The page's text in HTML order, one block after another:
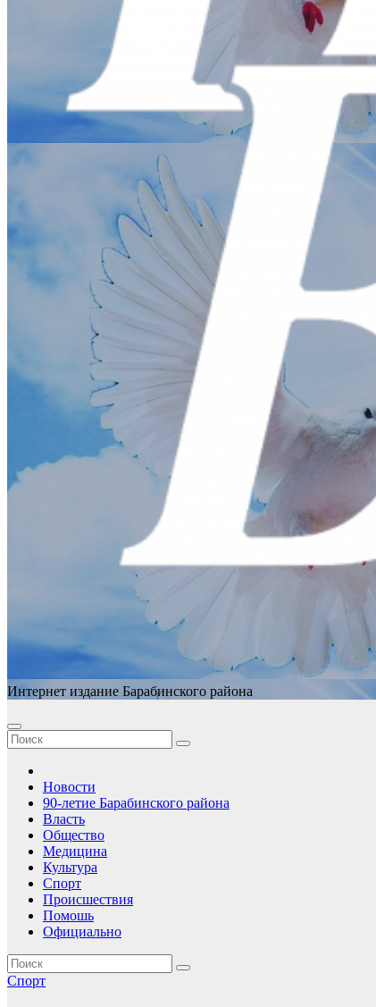
Интернет издание Барабинского района
Новости
90-летие Барабинского района
Власть
Общество
Медицина
Культура
Спорт
Происшествия
Помошь
Официально
Спорт